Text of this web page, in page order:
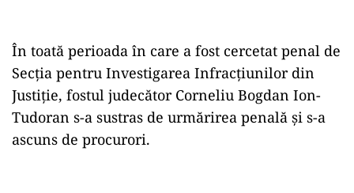
În toată perioada în care a fost cercetat penal de
Secția pentru Investigarea Infracțiunilor din
Justiție, fostul judecător Corneliu Bogdan Ion-
Tudoran s-a sustras de urmărirea penală și s-a
ascuns de procurori.